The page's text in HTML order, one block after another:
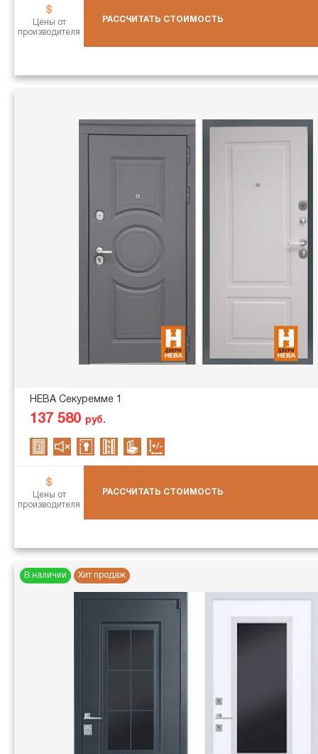
Цены от
производителя
РАССЧИТАТЬ СТОИМОСТЬ
НЕВА Секуремме 1
137 580 руб.
Цены от
производителя
РАССЧИТАТЬ СТОИМОСТЬ
В наличии Хит продаж